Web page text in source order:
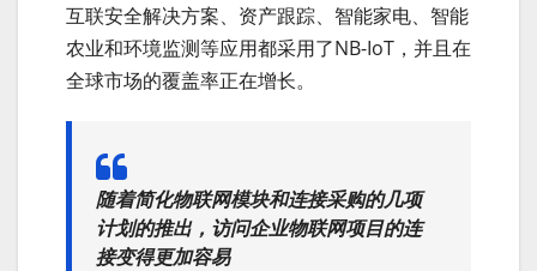
互联安全解决方案、资产跟踪、智能家电、智能
农业和环境监测等应用都采用了NB-IoT，并且在
全球市场的覆盖率正在增长。
随着简化物联网模块和连接采购的几项
计划的推出，访问企业物联网项目的连
接变得更加容易